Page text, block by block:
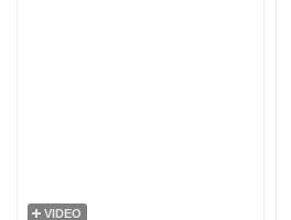
VIDEO